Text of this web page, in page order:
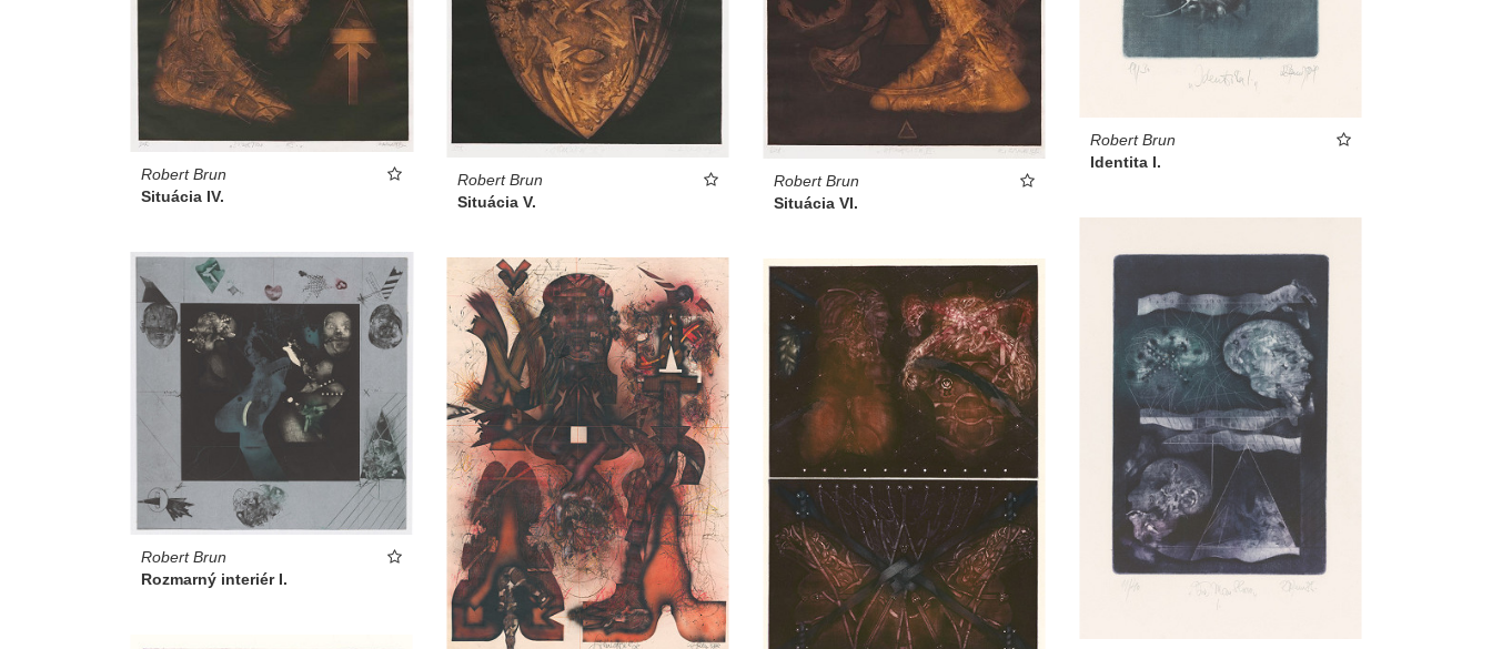
Robert Brun
Situácia IV.
Robert Brun
Situácia V.
Robert Brun
Situácia VI.
Robert Brun
Identita I.
Robert Brun
Rozmarný interiér I.